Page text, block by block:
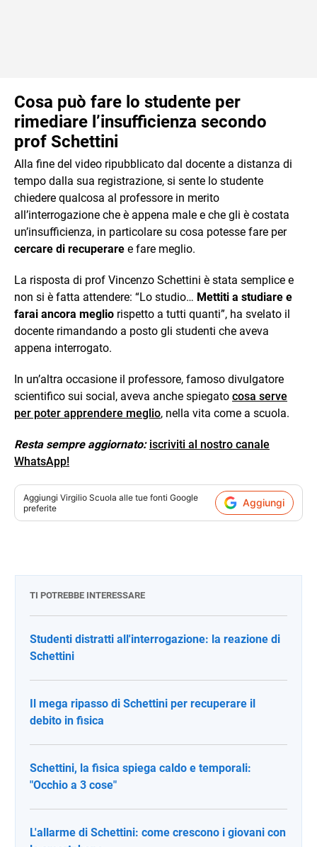
Cosa può fare lo studente per
rimediare l’insufficienza secondo
prof Schettini
Alla fine del video ripubblicato dal docente a distanza di
tempo dalla sua registrazione, si sente lo studente
chiedere qualcosa al professore in merito
all’interrogazione che è appena male e che gli è costata
un’insufficienza, in particolare su cosa potesse fare per
cercare di recuperare e fare meglio.
La risposta di prof Vincenzo Schettini è stata semplice e
non si è fatta attendere: “Lo studio… Mettiti a studiare e
farai ancora meglio rispetto a tutti quanti”, ha svelato il
docente rimandando a posto gli studenti che aveva
appena interrogato.
In un’altra occasione il professore, famoso divulgatore
scientifico sui social, aveva anche spiegato cosa serve
per poter apprendere meglio, nella vita come a scuola.
Resta sempre aggiornato: iscriviti al nostro canale
WhatsApp!
Aggiungi Virgilio Scuola alle tue fonti Google
preferite
Aggiungi
TI POTREBBE INTERESSARE
Studenti distratti all'interrogazione: la reazione di
Schettini
Il mega ripasso di Schettini per recuperare il
debito in fisica
Schettini, la fisica spiega caldo e temporali:
"Occhio a 3 cose"
L'allarme di Schettini: come crescono i giovani con